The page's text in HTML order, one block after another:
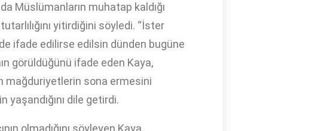
Müslümanların muhatap kaldığı
yitirdiğini söyledi. “İster
ifade edilirse edilsin dünden bugüne
görüldüğünü ifade eden Kaya,
mağduriyetlerin sona ermesini
dile getirdi.